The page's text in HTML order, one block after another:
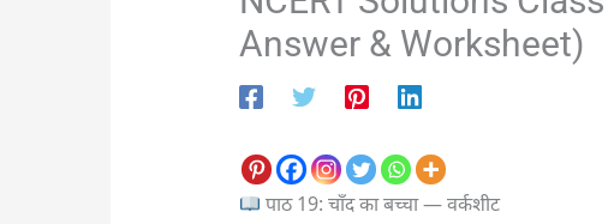
Answer & Worksheet)
पाठ 19: चाँद का बच्चा — वर्कशीट